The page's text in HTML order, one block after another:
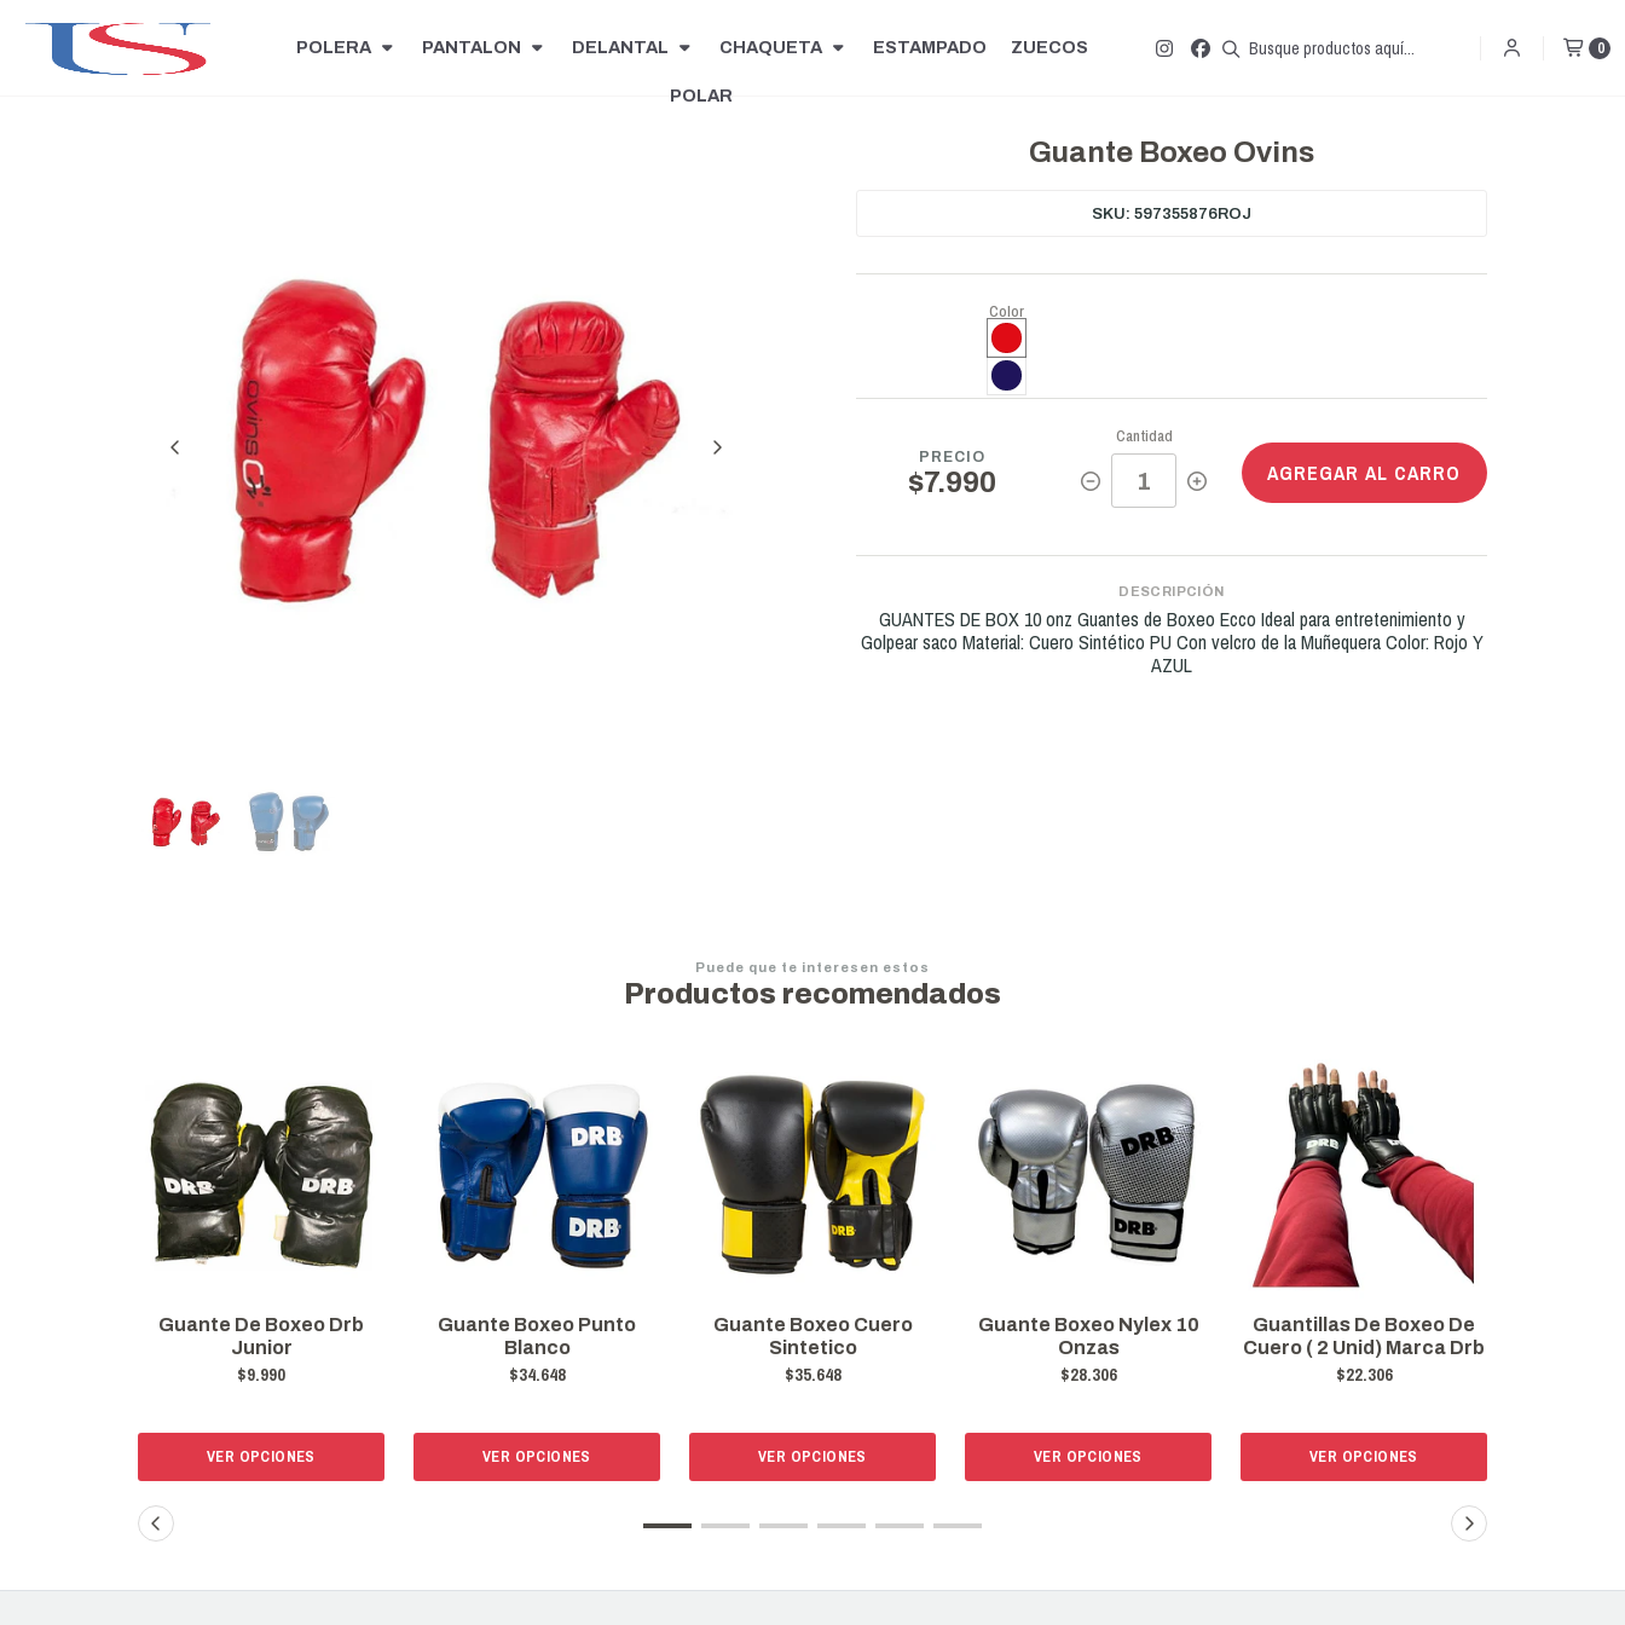
POLERA PANTALON DELANTAL CHAQUETA ESTAMPADO ZUECOS
POLAR
0
Guante Boxeo Ovins
SKU: 597355876ROJ
Color
PRECIO
$7.990
Cantidad
AGREGAR AL CARRO
DESCRIPCIÓN
GUANTES DE BOX 10 onz Guantes de Boxeo Ecco Ideal para entretenimiento y
Golpear saco Material: Cuero Sintético PU Con velcro de la Muñequera Color: Rojo Y
AZUL
Puede que te interesen estos
Productos recomendados
Guante Boxeo Punto
Blanco
$34.648
VER OPCIONES
Guante Boxeo Cuero
Sintetico
$35.648
VER OPCIONES
Guante Boxeo Nylex 10
Onzas
$28.306
VER OPCIONES
Guantillas De Boxeo De
Cuero ( 2 Unid) Marca Drb
$22.306
VER OPCIONES
Guante Fitness Para
Gimnasio Y Pesas Modelo
Tiger, Cuero
VER OPCIONES